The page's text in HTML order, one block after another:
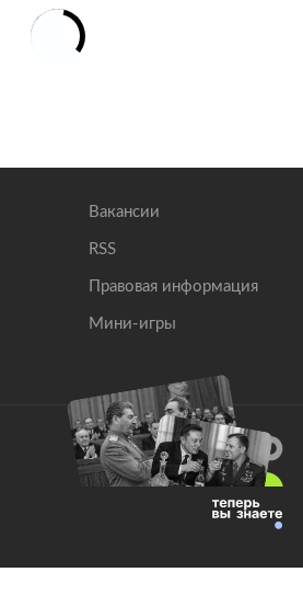
Вакансии
RSS
Правовая информация
Мини-игры
Все права защищены.